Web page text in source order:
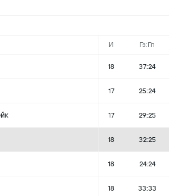
И Гз:Гп
18 37:24
17 25:24
17 29:25
18 32:25
18 24:24
18 33:33